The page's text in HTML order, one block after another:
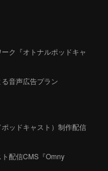
ク『オトナルポッドキャ
音声広告プラン
ッドキャスト）制作配信
配信CMS『Omny